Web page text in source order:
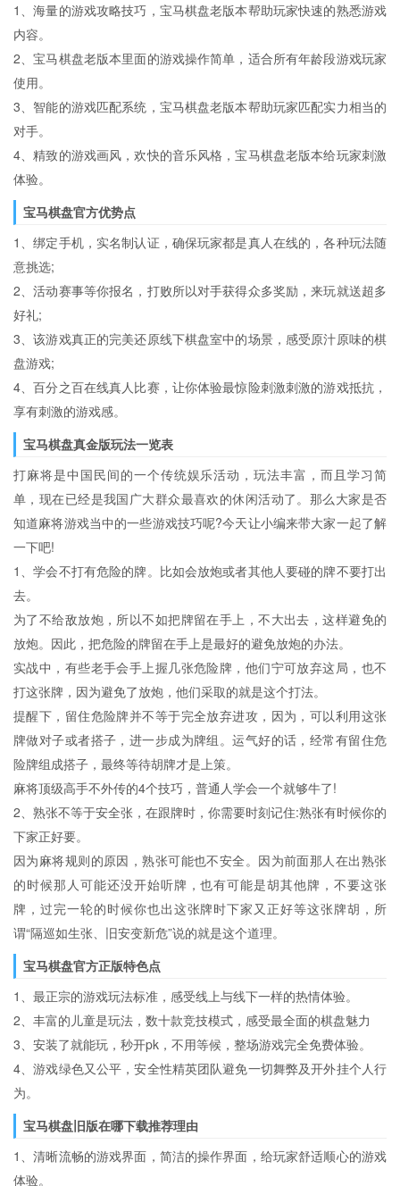
1、海量的游戏攻略技巧，宝马棋盘老版本帮助玩家快速的熟悉游戏
内容。
2、宝马棋盘老版本里面的游戏操作简单，适合所有年龄段游戏玩家
使用。
3、智能的游戏匹配系统，宝马棋盘老版本帮助玩家匹配实力相当的
对手。
4、精致的游戏画风，欢快的音乐风格，宝马棋盘老版本给玩家刺激
体验。
宝马棋盘官方优势点
1、绑定手机，实名制认证，确保玩家都是真人在线的，各种玩法随
意挑选;
2、活动赛事等你报名，打败所以对手获得众多奖励，来玩就送超多
好礼;
3、该游戏真正的完美还原线下棋盘室中的场景，感受原汁原味的棋
盘游戏;
4、百分之百在线真人比赛，让你体验最惊险刺激刺激的游戏抵抗，
享有刺激的游戏感。
宝马棋盘真金版玩法一览表
打麻将是中国民间的一个传统娱乐活动，玩法丰富，而且学习简
单，现在已经是我国广大群众最喜欢的休闲活动了。那么大家是否
知道麻将游戏当中的一些游戏技巧呢?今天让小编来带大家一起了解
一下吧!
1、学会不打有危险的牌。比如会放炮或者其他人要碰的牌不要打出
去。
为了不给敌放炮，所以不如把牌留在手上，不大出去，这样避免的
放炮。因此，把危险的牌留在手上是最好的避免放炮的办法。
实战中，有些老手会手上握几张危险牌，他们宁可放弃这局，也不
打这张牌，因为避免了放炮，他们采取的就是这个打法。
提醒下，留住危险牌并不等于完全放弃进攻，因为，可以利用这张
牌做对子或者搭子，进一步成为牌组。运气好的话，经常有留住危
险牌组成搭子，最终等待胡牌才是上策。
麻将顶级高手不外传的4个技巧，普通人学会一个就够牛了!
2、熟张不等于安全张，在跟牌时，你需要时刻记住:熟张有时候你的
下家正好要。
因为麻将规则的原因，熟张可能也不安全。因为前面那人在出熟张
的时候那人可能还没开始听牌，也有可能是胡其他牌，不要这张
牌，过完一轮的时候你也出这张牌时下家又正好等这张牌胡，所
谓“隔巡如生张、旧安变新危”说的就是这个道理。
宝马棋盘官方正版特色点
1、最正宗的游戏玩法标准，感受线上与线下一样的热情体验。
2、丰富的儿童是玩法，数十款竞技模式，感受最全面的棋盘魅力
3、安装了就能玩，秒开pk，不用等候，整场游戏完全免费体验。
4、游戏绿色又公平，安全性精英团队避免一切舞弊及开外挂个人行
为。
宝马棋盘旧版在哪下载推荐理由
1、清晰流畅的游戏界面，简洁的操作界面，给玩家舒适顺心的游戏
体验。